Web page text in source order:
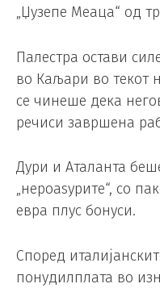
„Џузепе Меаца“ од
Палестра остави
во Каљари во текот
се чинеше дека
речиси завршена
Дури и Аталанта
„нероаѕурите“, со
евра плус бонуси.
Според
понудилплата во